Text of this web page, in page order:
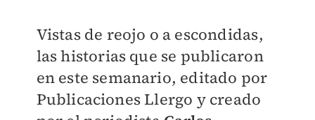
Vistas de reojo o a escondidas,
las historias que se publicaron
en este semanario, editado por
Publicaciones Llergo y creado